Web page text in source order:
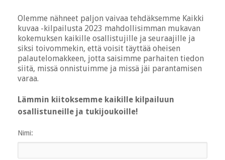
Olemme nähneet paljon vaivaa tehdäksemme Kaikki
kuvaa -kilpailusta 2023 mahdollisimman mukavan
kokemuksen kaikille osallistujille ja seuraajille ja
siksi toivommekin, että voisit täyttää oheisen
palautelomakkeen, jotta saisimme parhaiten tiedon
siitä, missä onnistuimme ja missä jäi parantamisen
varaa.
Lämmin kiitoksemme kaikille kilpailuun
osallistuneille ja tukijoukoille!
Nimi: